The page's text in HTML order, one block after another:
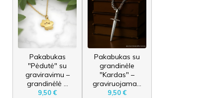
Pakabukas
"Pėdutė" su
graviravimu –
grandinėlė ...
9,50 €
Pakabukas su
grandinėle
"Kardas" –
graviruojama...
9,50 €